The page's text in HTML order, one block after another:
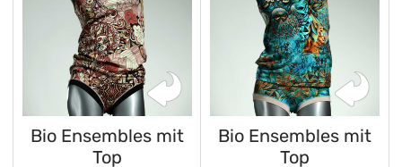
Bio Ensembles mit
Top
Bio Ensembles mit
Top